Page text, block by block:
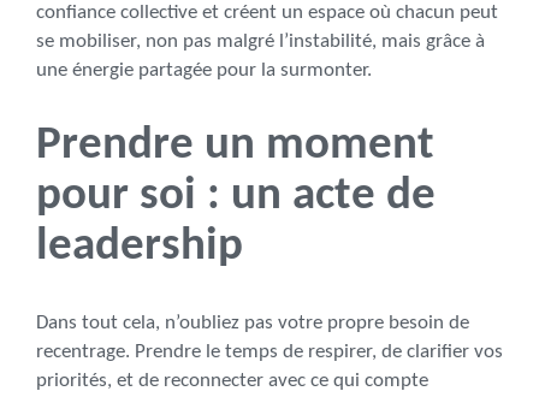
confiance collective et créent un espace où chacun peut
se mobiliser, non pas malgré l’instabilité, mais grâce à
une énergie partagée pour la surmonter.
Prendre un moment
pour soi : un acte de
leadership
Dans tout cela, n’oubliez pas votre propre besoin de
recentrage. Prendre le temps de respirer, de clarifier vos
priorités, et de reconnecter avec ce qui compte